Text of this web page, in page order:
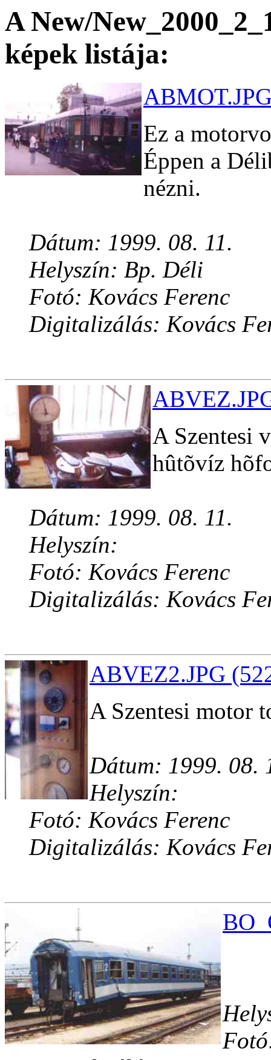
A New/
képek listája:
Ez a
Éppen a
nézni.
Dátum: 1999. 08. 11.
Helyszín: Bp. Déli
Fotó: Kovács Ferenc
Digitalizálás: Kovács
A Szentesi
hûtõvíz
Dátum: 1999. 08. 11.
Helyszín:
Fotó: Kovács Ferenc
Digitalizálás: Kovács
ABVEZ2.JPG
A Szentesi motor
Dátum: 1999. 08.
Helyszín:
Fotó: Kovács Ferenc
Digitalizálás: Kovács